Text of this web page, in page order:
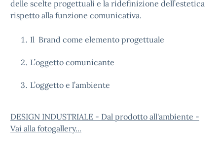
delle scelte progettuali e la ridefinizione dell’estetica
rispetto alla funzione comunicativa.
Il Brand come elemento progettuale
L’oggetto comunicante
L’oggetto e l’ambiente
DESIGN INDUSTRIALE - Dal prodotto all'ambiente -
Vai alla fotogallery...